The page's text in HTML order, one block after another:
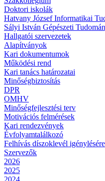
Doktori iskolák
Hatvany József Informatikai
Sályi István Gépészeti
Hallgatói szervezetek
Alapítványok
Kari dokumentumok
Működési rend
Kari tanács határozatai
Minőségbiztosítás
DPR
OMHV
Minőségfejlesztési terv
Motivációs felmérések
Kari rendezvények
Évfolyamtalálkozó
Felhívás díszoklevél igénylésére
Szervezők
2026
2025
2024